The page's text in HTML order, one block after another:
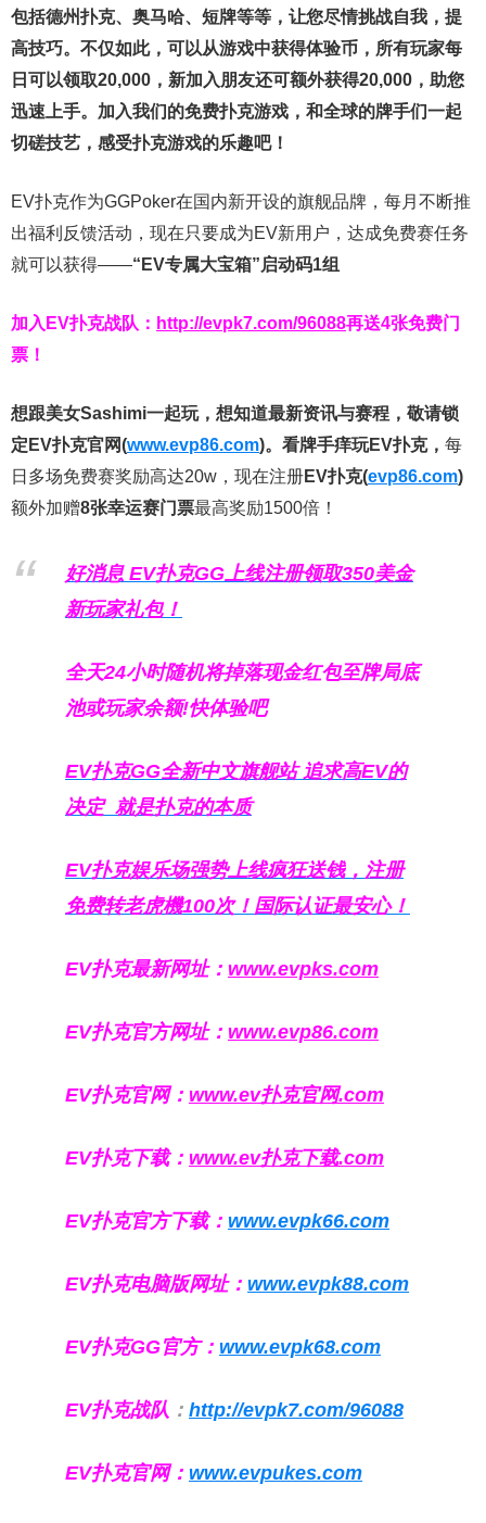
包括德州扑克、奥马哈、短牌等等，让您尽情挑战自我，提
高技巧。不仅如此， 可以从游戏中获得体验币，所有玩家每
日可以领取20,000，新加入朋友还可额外获得20,000，助您
迅速上手。 加入我们的免费扑克游戏，和全球的牌手们一起
切磋技艺，感受扑克游戏的乐趣吧！
EV扑克作为GGPoker在国内新开设的旗舰品牌，每月不断推
出福利反馈活动，现在只要成为EV新用户，达成免费赛任务
就可以获得——“EV专属大宝箱”启动码1组
加入EV扑克战队： http://evpk7.com/96088再送4张免费门
票！
想跟美女Sashimi一起玩， 想知道最新资讯与赛程， 敬请锁
定EV扑克官网(www.evp86.com)。 看牌手痒玩EV扑克， 每
日多场免费赛奖励高达20w，现在注册EV扑克(evp86.com)
额外加赠8张幸运赛门票最高奖励1500倍！
好消息 EV扑克GG上线注册领取350美金
新玩家礼包！
全天24小时随机将掉落现金红包至牌局底
池或玩家余额!快体验吧
EV扑克GG全新中文旗舰站追求高EV的
决定 就是扑克的本质
EV扑克娱乐场强势上线疯狂送钱，注册
免费转老虎機100次！国际认证最安心！
EV扑克最新网址： www.evpks.com
EV扑克官方网址： www.evp86.com
EV扑克官网： www.ev扑克官网.com
EV扑克下载： www.ev扑克下载.com
EV扑克官方下载： www.evpk66.com
EV扑克电脑版网址： www.evpk88.com
EV扑克GG官方： www.evpk68.com
EV扑克战队 ： http://evpk7.com/96088
EV扑克官网： www.evpukes.com